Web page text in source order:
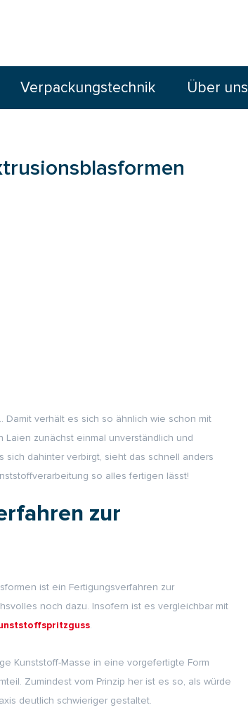
Verpackungstechnik Über uns
Damit verhält es sich so ähnlich wie schon mit
zunächst einmal unverständlich und
dahinter verbirgt, sieht das schnell anders
so alles fertigen lässt!
zur
ist ein Fertigungsverfahren zur
noch dazu. Insofern ist es vergleichbar mit
.
Kunststoff-Masse in eine vorgefertigte Form
Zumindest vom Prinzip her ist es so, als würde
deutlich schwieriger gestaltet.